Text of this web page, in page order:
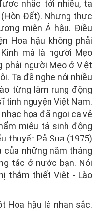
nhắc tới nhiều, ta
Đất). Nhưng thực
miện Á hậu. Điều
Hoa hậu không phải
mà là người Mẹo
phải người Mẹo ở Việt
Ta đã nghe nói nhiều
từng làm rung động
tình nguyện Việt Nam.
họa đã ngợi ca vẻ
miêu tả sinh động
thuyết Pả Sua (1975)
của những năm tháng
tác ở nước bạn. Nói
thắm thiết Việt - Lào
Hoa hậu là nhan sắc.